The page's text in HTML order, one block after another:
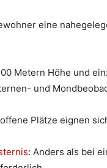
eine
Metern Höhe und
und
Plätze eignen
: Anders als bei